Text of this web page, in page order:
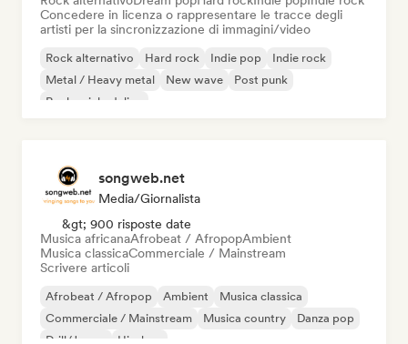
Concedere in licenza o rappresentare le tracce degli
artisti per la sincronizzazione di immagini/video
Rock alternativo Hard rock Indie pop
Indie rock
Metal / Heavy metal
New wave
Post punk
Rock psichedelico
songweb.net
Media/Giornalista
&gt; 900 risposte date
Musica africanaAfrobeat / AfropopAmbient
Musica classicaCommerciale / Mainstream
Scrivere articoli
Afrobeat / Afropop Ambient
Musica classica
Commerciale / Mainstream
Musica country
Danza pop
Drill/Jersey
Hip-hop